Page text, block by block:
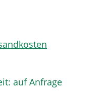
auf Anfrage